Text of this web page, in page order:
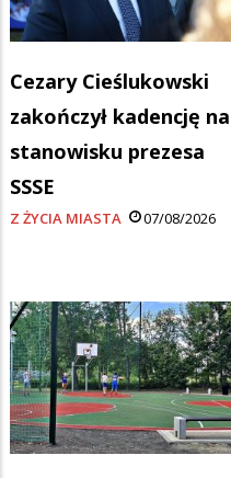
Cezary Cieślukowski
zakończył kadencję na
stanowisku prezesa
SSSE
Z ŻYCIA MIASTA 07/08/2026